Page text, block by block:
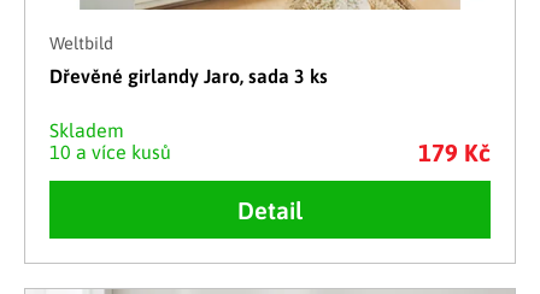
Weltbild
Dřevěné girlandy Jaro, sada 3 ks
Skladem
10 a více kusů
179 Kč
Detail